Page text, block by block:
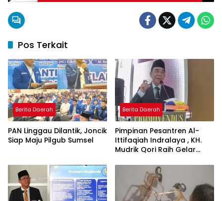
Pos Terkait
Berita Daerah
PAN Linggau Dilantik, Joncik
Siap Maju Pilgub Sumsel
Berita Daerah
Pimpinan Pesantren Al-
Ittifaqiah Indralaya , KH.
Mudrik Qori Raih Gelar
Model Pembelajaran
Nagham Al-Qur’an di UMM